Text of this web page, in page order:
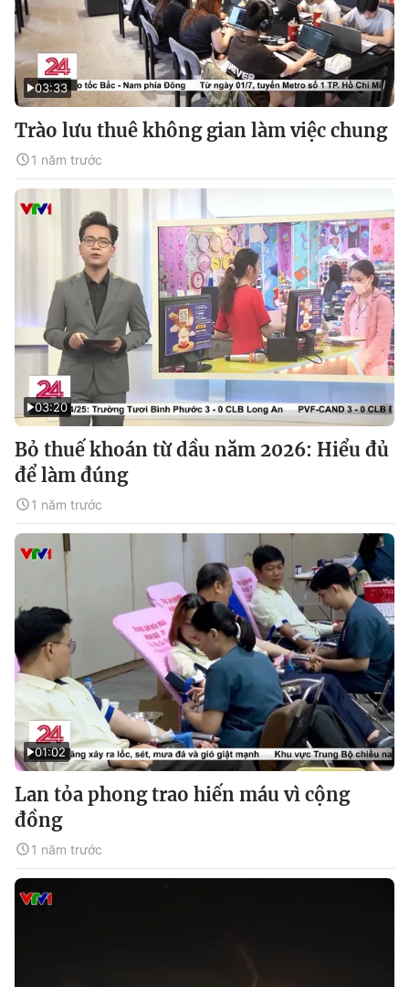
03:33
Trào lưu thuê không gian làm việc chung
1 năm trước
03:20
Bỏ thuế khoán từ dầu năm 2026: Hiểu đủ
để làm đúng
1 năm trước
01:02
Lan tỏa phong trao hiến máu vì cộng
đồng
1 năm trước